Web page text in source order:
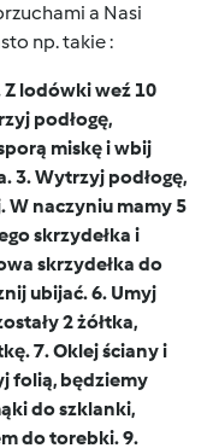
a Nasi
np. takie :
Z lodówki weź 10
podłogę,
miskę i wbij
3. Wytrzyj podłogę,
W naczyniu mamy 5
skrzydełka i
skrzydełka do
ubijać. 6. Umyj
2 żółtka,
7. Oklej ściany i
folią, będziemy
do szklanki,
do torebki. 9.